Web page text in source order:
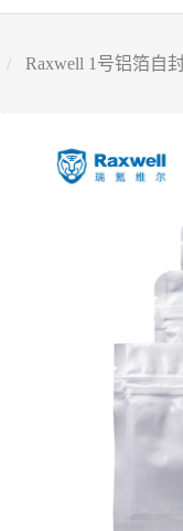
Raxwell 1号铝箔自